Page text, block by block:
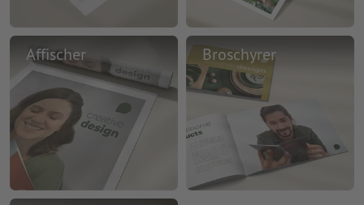
Affischer Broschyrer